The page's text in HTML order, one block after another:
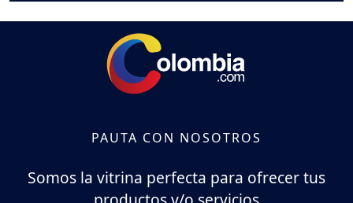
PAUTA CON NOSOTROS
Somos la vitrina perfecta para ofrecer tus